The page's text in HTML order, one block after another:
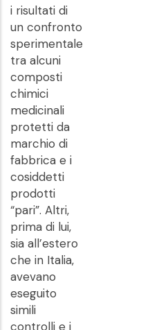
i risultati di
un confronto
sperimentale
tra alcuni
composti
chimici
medicinali
protetti da
marchio di
fabbrica e i
cosiddetti
prodotti
“pari”. Altri,
prima di lui,
sia all’estero
che in Italia,
avevano
eseguito
simili
controlli e i